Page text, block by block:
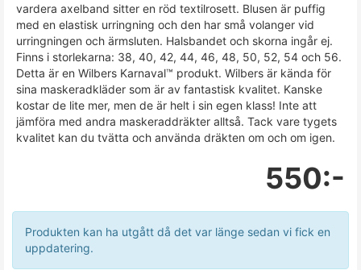
vardera axelband sitter en röd textilrosett. Blusen är puffig
med en elastisk urringning och den har små volanger vid
urringningen och ärmsluten. Halsbandet och skorna ingår ej.
Finns i storlekarna: 38, 40, 42, 44, 46, 48, 50, 52, 54 och 56.
Detta är en Wilbers Karnaval™ produkt. Wilbers är kända för
sina maskeradkläder som är av fantastisk kvalitet. Kanske
kostar de lite mer, men de är helt i sin egen klass! Inte att
jämföra med andra maskeraddräkter alltså. Tack vare tygets
kvalitet kan du tvätta och använda dräkten om och om igen.
550:-
Produkten kan ha utgått då det var länge sedan vi fick en
uppdatering.